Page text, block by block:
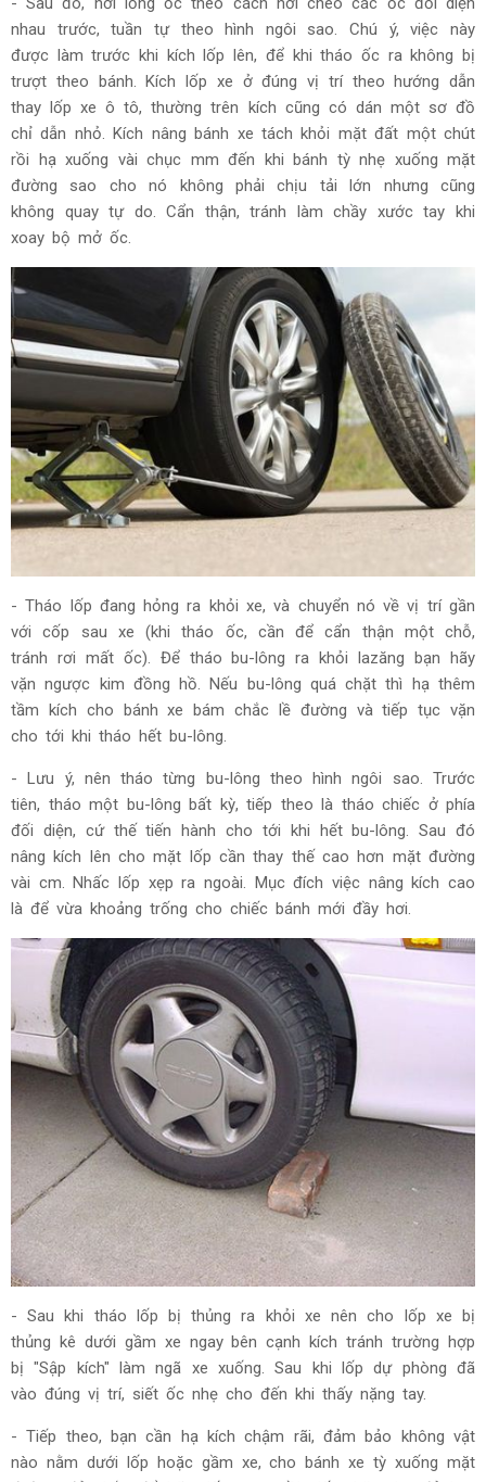
nhau trước, tuần tự theo hình ngôi sao. Chú ý, việc này
được làm trước khi kích lốp lên, để khi tháo ốc ra không bị
trượt theo bánh. Kích lốp xe ở đúng vị trí theo hướng dẫn
thay lốp xe ô tô, thường trên kích cũng có dán một sơ đồ
chỉ dẫn nhỏ. Kích nâng bánh xe tách khỏi mặt đất một chút
rồi hạ xuống vài chục mm đến khi bánh tỳ nhẹ xuống mặt
đường sao cho nó không phải chịu tải lớn nhưng cũng
không quay tự do. Cẩn thận, tránh làm chầy xước tay khi
xoay bộ mở ốc.
- Tháo lốp đang hỏng ra khỏi xe, và chuyển nó về vị trí gần
với cốp sau xe (khi tháo ốc, cần để cẩn thận một chỗ,
tránh rơi mất ốc). Để tháo bu-lông ra khỏi lazăng bạn hãy
vặn ngược kim đồng hồ. Nếu bu-lông quá chặt thì hạ thêm
tầm kích cho bánh xe bám chắc lề đường và tiếp tục vặn
cho tới khi tháo hết bu-lông.
- Lưu ý, nên tháo từng bu-lông theo hình ngôi sao. Trước
tiên, tháo một bu-lông bất kỳ, tiếp theo là tháo chiếc ở phía
đối diện, cứ thế tiến hành cho tới khi hết bu-lông. Sau đó
nâng kích lên cho mặt lốp cần thay thế cao hơn mặt đường
vài cm. Nhấc lốp xẹp ra ngoài. Mục đích việc nâng kích cao
là để vừa khoảng trống cho chiếc bánh mới đầy hơi.
- Sau khi tháo lốp bị thủng ra khỏi xe nên cho lốp xe bị
thủng kê dưới gầm xe ngay bên cạnh kích tránh trường hợp
bị "Sập kích" làm ngã xe xuống. Sau khi lốp dự phòng đã
vào đúng vị trí, siết ốc nhẹ cho đến khi thấy nặng tay.
- Tiếp theo, bạn cần hạ kích chậm rãi, đảm bảo không vật
nào nằm dưới lốp hoặc gầm xe, cho bánh xe tỳ xuống mặt